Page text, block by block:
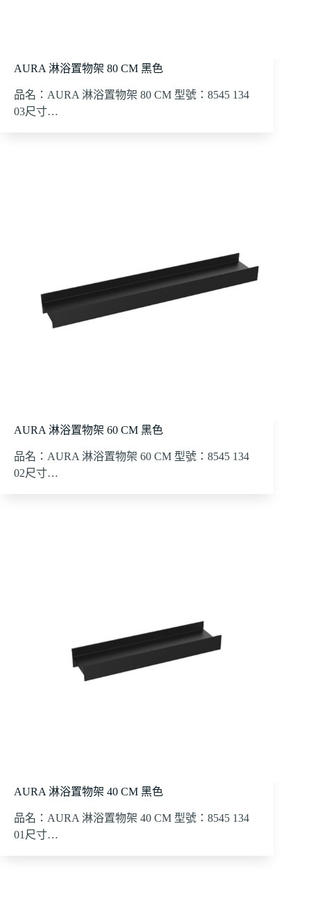
AURA 淋浴置物架 80 CM 黑色
品名：AURA 淋浴置物架 80 CM 型號：8545 134
03尺寸…
AURA 淋浴置物架 60 CM 黑色
品名：AURA 淋浴置物架 60 CM 型號：8545 134
02尺寸…
AURA 淋浴置物架 40 CM 黑色
品名：AURA 淋浴置物架 40 CM 型號：8545 134
01尺寸…